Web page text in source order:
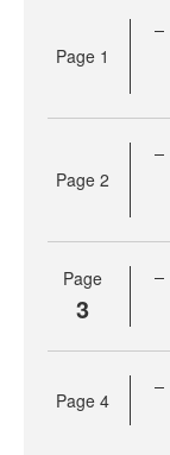
Page 1
Page 2
Page
3
Page 4